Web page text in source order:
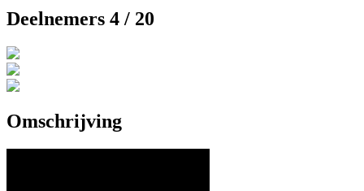
Deelnemers 4 / 20
Omschrijving